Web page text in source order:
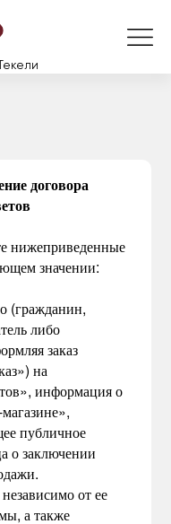
Текели
договора
нижеприведенные
значении:
(гражданин,
либо
заказ
на
информация о
публичное
о заключении
от ее
а также